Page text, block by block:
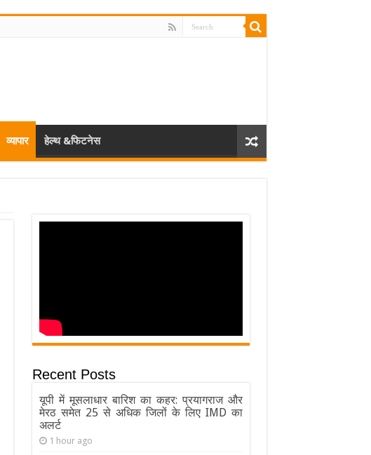
व्यापार हेल्थ &फिटनेस
Recent Posts
यूपी में मूसलाधार बारिश का कहर: प्रयागराज और
मेरठ समेत 25 से अधिक जिलों के लिए IMD का
अलर्ट
1 hour ago